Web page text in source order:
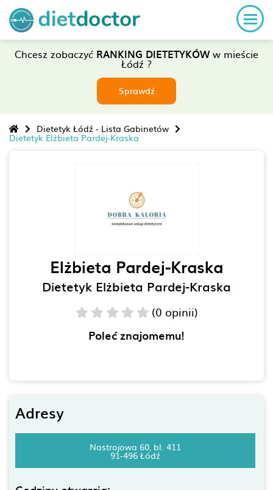
Chcesz zobaczyć RANKING DIETETYKÓWw mieście
Łódź ?
Sprawdź
Dietetyk Łódź - Lista Gabinetów
Dietetyk Elżbieta Pardej-Kraska
Elżbieta Pardej-Kraska
Dietetyk Elżbieta Pardej-Kraska
(0 opinii)
Poleć znajomemu!
Adresy
Nastrojowa 60, bl. 411
91-496 Łódź